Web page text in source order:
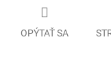
OPÝTAŤ SA